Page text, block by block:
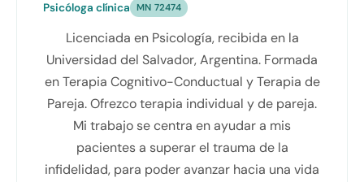
Psicóloga clínica MN 72474
Licenciada en Psicología, recibida en la
Universidad del Salvador, Argentina. Formada
en Terapia Cognitivo-Conductual y Terapia de
Pareja. Ofrezco terapia individual y de pareja.
Mi trabajo se centra en ayudar a mis
pacientes a superar el trauma de la
infidelidad, para poder avanzar hacia una vida